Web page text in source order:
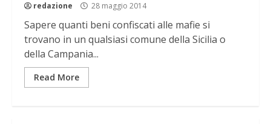
redazione 28 maggio 2014
Sapere quanti beni confiscati alle mafie si
trovano in un qualsiasi comune della Sicilia o
della Campania...
Read More